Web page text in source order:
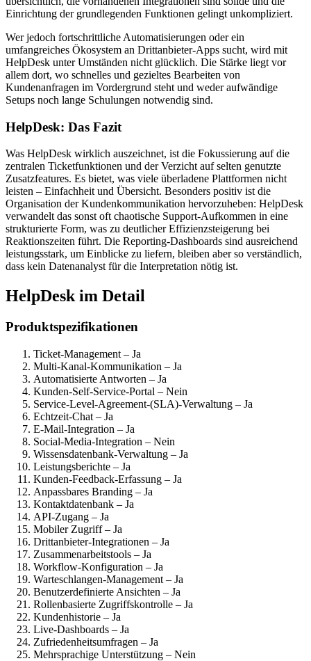
Einrichtung der grundlegenden Funktionen gelingt unkompliziert.
Wer jedoch fortschrittliche Automatisierungen oder ein
umfangreiches Ökosystem an Drittanbieter-Apps sucht, wird mit
HelpDesk unter Umständen nicht glücklich. Die Stärke liegt vor
allem dort, wo schnelles und gezieltes Bearbeiten von
Kundenanfragen im Vordergrund steht und weder aufwändige
Setups noch lange Schulungen notwendig sind.
HelpDesk: Das Fazit
Was HelpDesk wirklich auszeichnet, ist die Fokussierung auf die
zentralen Ticketfunktionen und der Verzicht auf selten genutzte
Zusatzfeatures. Es bietet, was viele überladene Plattformen nicht
leisten – Einfachheit und Übersicht. Besonders positiv ist die
Organisation der Kundenkommunikation hervorzuheben: HelpDesk
verwandelt das sonst oft chaotische Support-Aufkommen in eine
strukturierte Form, was zu deutlicher Effizienzsteigerung bei
Reaktionszeiten führt. Die Reporting-Dashboards sind ausreichend
leistungsstark, um Einblicke zu liefern, bleiben aber so verständlich,
dass kein Datenanalyst für die Interpretation nötig ist.
HelpDesk im Detail
Produktspezifikationen
Ticket-Management – Ja
Multi-Kanal-Kommunikation – Ja
Automatisierte Antworten – Ja
Kunden-Self-Service-Portal – Nein
Service-Level-Agreement-(SLA)-Verwaltung – Ja
Echtzeit-Chat – Ja
E-Mail-Integration – Ja
Social-Media-Integration – Nein
Wissensdatenbank-Verwaltung – Ja
Leistungsberichte – Ja
Kunden-Feedback-Erfassung – Ja
Anpassbares Branding – Ja
Kontaktdatenbank – Ja
API-Zugang – Ja
Mobiler Zugriff – Ja
Drittanbieter-Integrationen – Ja
Zusammenarbeitstools – Ja
Workflow-Konfiguration – Ja
Warteschlangen-Management – Ja
Benutzerdefinierte Ansichten – Ja
Rollenbasierte Zugriffskontrolle – Ja
Kundenhistorie – Ja
Live-Dashboards – Ja
Zufriedenheitsumfragen – Ja
Mehrsprachige Unterstützung – Nein